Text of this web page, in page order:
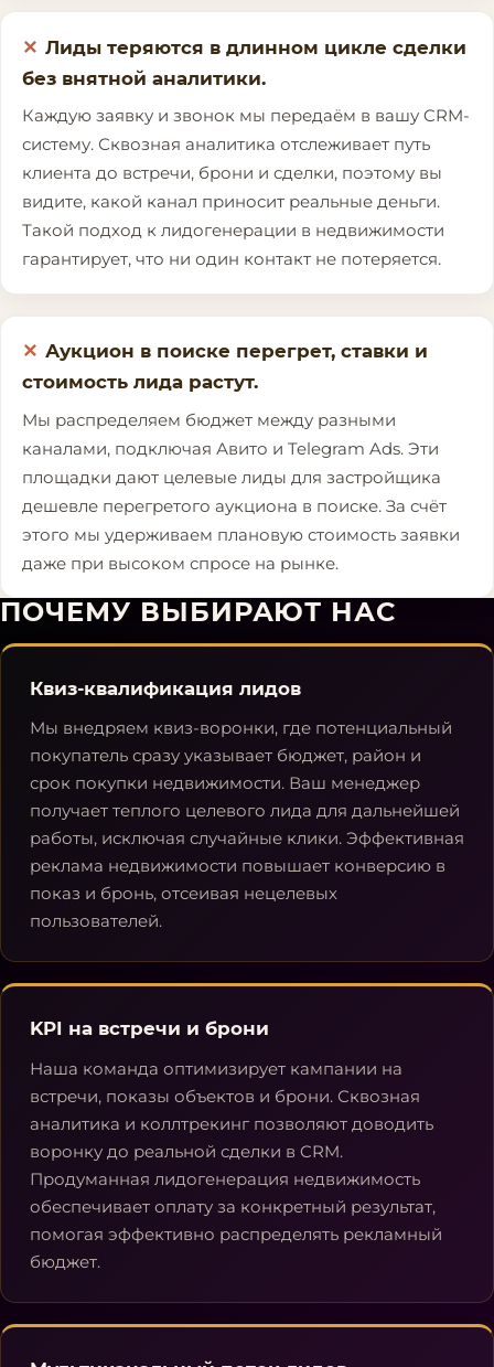
Лиды теряются в длинном цикле сделки
без внятной аналитики.
Каждую заявку и звонок мы передаём в вашу CRM-
систему. Сквозная аналитика отслеживает путь
клиента до встречи, брони и сделки, поэтому вы
видите, какой канал приносит реальные деньги.
Такой подход к лидогенерации в недвижимости
гарантирует, что ни один контакт не потеряется.
Аукцион в поиске перегрет, ставки и
стоимость лида растут.
Мы распределяем бюджет между разными
каналами, подключая Авито и Telegram Ads. Эти
площадки дают целевые лиды для застройщика
дешевле перегретого аукциона в поиске. За счёт
этого мы удерживаем плановую стоимость заявки
даже при высоком спросе на рынке.
ПОЧЕМУ ВЫБИРАЮТ НАС
Квиз-квалификация лидов
Мы внедряем квиз-воронки, где потенциальный
покупатель сразу указывает бюджет, район и
срок покупки недвижимости. Ваш менеджер
получает теплого целевого лида для дальнейшей
работы, исключая случайные клики. Эффективная
реклама недвижимости повышает конверсию в
показ и бронь, отсеивая нецелевых
пользователей.
KPI на встречи и брони
Наша команда оптимизирует кампании на
встречи, показы объектов и брони. Сквозная
аналитика и коллтрекинг позволяют доводить
воронку до реальной сделки в CRM.
Продуманная лидогенерация недвижимость
обеспечивает оплату за конкретный результат,
помогая эффективно распределять рекламный
бюджет.